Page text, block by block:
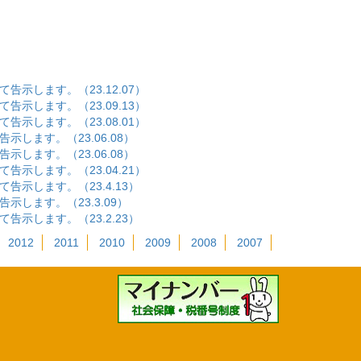
告示します。（23.12.07）
告示します。（23.09.13）
告示します。（23.08.01）
示します。（23.06.08）
示します。（23.06.08）
告示します。（23.04.21）
告示します。（23.4.13）
示します。（23.3.09）
告示します。（23.2.23）
2012
2011 2010 2009 2008 2007